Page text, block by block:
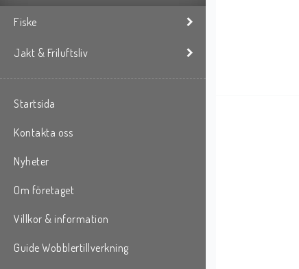
Fiske
Jakt & Friluftsliv
Startsida
Kontakta oss
Nyheter
Om företaget
Villkor & information
Guide Wobblertillverkning